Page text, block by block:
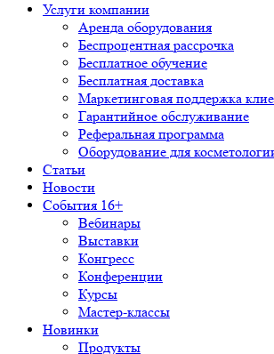
Услуги компании
Аренда оборудования
Беспроцентная рассрочка
Бесплатное обучение
Бесплатная доставка
Маркетинговая поддержка
Гарантийное обслуживание
Реферальная программа
Оборудование для
Статьи
Новости
События 16+
Вебинары
Выставки
Конгресс
Конференции
Курсы
Мастер-классы
Новинки
Продукты